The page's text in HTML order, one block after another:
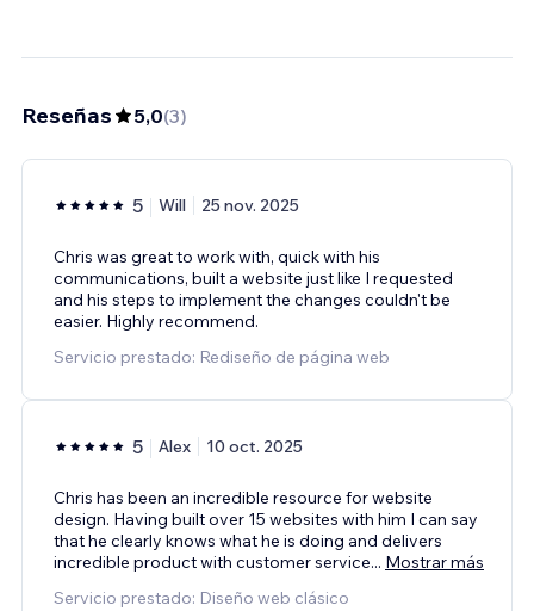
Reseñas 5,0(3)
5 Will 25 nov. 2025
Chris was great to work with, quick with his
communications, built a website just like I requested
and his steps to implement the changes couldn't be
easier. Highly recommend.
Servicio prestado: Rediseño de página web
5 Alex 10 oct. 2025
Chris has been an incredible resource for website
design. Having built over 15 websites with him I can say
that he clearly knows what he is doing and delivers
incredible product with customer service... Mostrar más
Servicio prestado: Diseño web clásico